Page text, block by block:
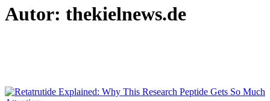
Autor: thekielnews.de